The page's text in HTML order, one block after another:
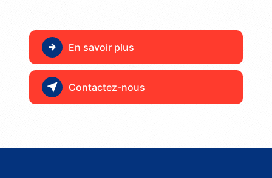
En savoir plus
Contactez-nous